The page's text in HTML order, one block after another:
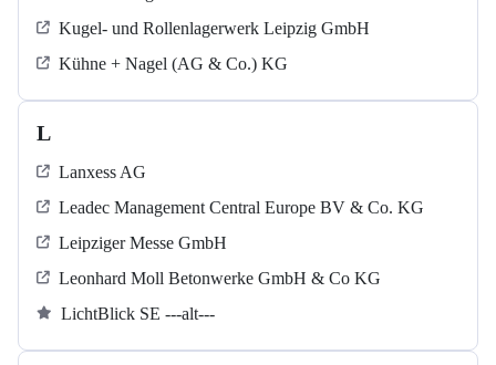
Kugel‐ und Rollenlagerwerk Leipzig GmbH
Kühne + Nagel (AG & Co.) KG
L
Lanxess AG
Leadec Management Central Europe BV & Co. KG
Leipziger Messe GmbH
Leonhard Moll Betonwerke GmbH & Co KG
LichtBlick SE ---alt---